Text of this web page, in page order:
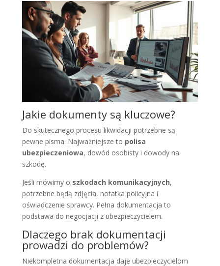
Jakie dokumenty są kluczowe?
Do skutecznego procesu likwidacji potrzebne są
pewne pisma. Najważniejsze to polisa
ubezpieczeniowa, dowód osobisty i dowody na
szkodę.
Jeśli mówimy o szkodach komunikacyjnych,
potrzebne będą zdjęcia, notatka policyjna i
oświadczenie sprawcy. Pełna dokumentacja to
podstawa do negocjacji z ubezpieczycielem.
Dlaczego brak dokumentacji
prowadzi do problemów?
Niekompletna dokumentacja daje ubezpieczycielom